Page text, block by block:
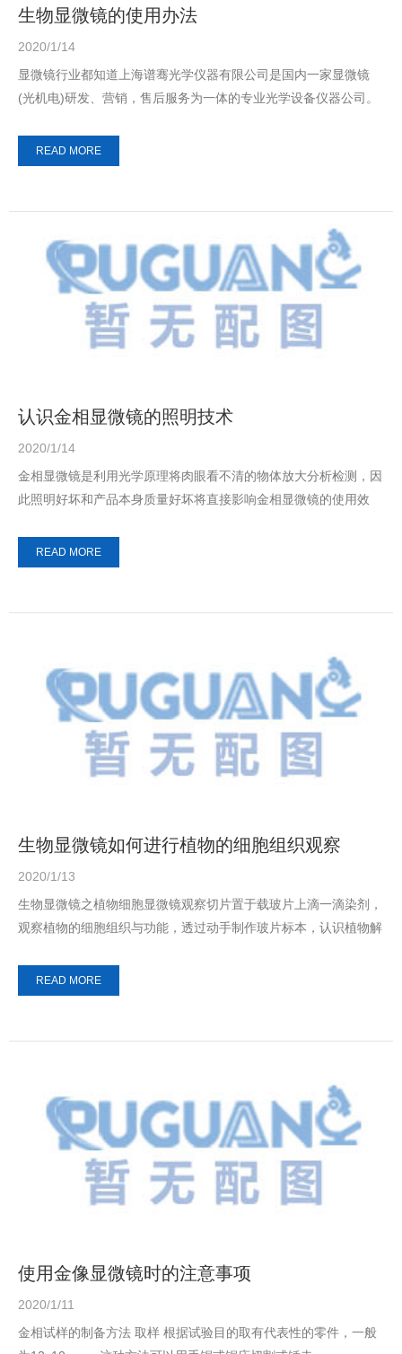
生物显微镜的使用办法
2020/1/14
显微镜行业都知道上海谱骞光学仪器有限公司是国内一家显微镜
(光机电)研发、营销，售后服务为一体的专业光学设备仪器公司。
READ MORE
认识金相显微镜的照明技术
2020/1/14
金相显微镜是利用光学原理将肉眼看不清的物体放大分析检测，因
此照明好坏和产品本身质量好坏将直接影响金相显微镜的使用效
READ MORE
生物显微镜如何进行植物的细胞组织观察
2020/1/13
生物显微镜之植物细胞显微镜观察切片置于载玻片上滴一滴染剂，
观察植物的细胞组织与功能，透过动手制作玻片标本，认识植物解
READ MORE
使用金像显微镜时的注意事项
2020/1/11
金相试样的制备方法 取样 根据试验目的取有代表性的零件，一般